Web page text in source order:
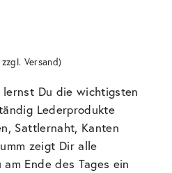
Versand)
lernst Du die wichtigsten
Lederprodukte
Sattlernaht, Kanten
zeigt Dir alle
Ende des Tages ein